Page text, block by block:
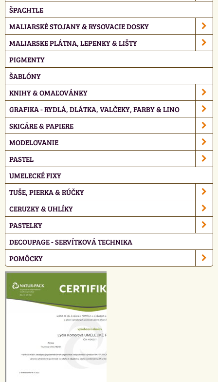
ŠPACHTLE
MALIARSKÉ STOJANY & RYSOVACIE DOSKY
MALIARSKE PLÁTNA, LEPENKY & LIŠTY
PIGMENTY
ŠABLÓNY
KNIHY & OMAĽOVÁNKY
GRAFIKA - RYDLÁ, DLÁTKA, VALČEKY, FARBY & LINO
SKICÁRE & PAPIERE
MODELOVANIE
PASTEL
UMELECKÉ FIXY
TUŠE, PIERKA & RÚČKY
CERUZKY & UHLÍKY
PASTELKY
DECOUPAGE - SERVÍTKOVÁ TECHNIKA
POMÔCKY